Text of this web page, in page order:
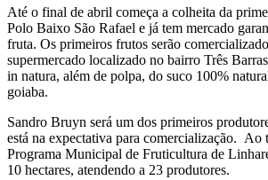
Até o final de abril começa a colheita da
Polo Baixo São Rafael e já tem mercado
fruta. Os primeiros frutos serão
supermercado localizado no bairro Três
in natura, além de polpa, do suco 100%
goiaba.
Sandro Bruyn será um dos primeiros
está na expectativa para comercialização. Ao
Programa Municipal de Fruticultura de
10 hectares, atendendo a 23 produtores.